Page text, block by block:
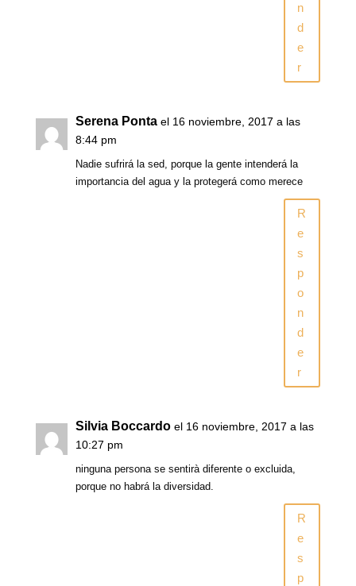
n
d
e
r
Serena Ponta el 16 noviembre, 2017 a las
8:44 pm
Nadie sufrirá la sed, porque la gente intenderá la
importancia del agua y la protegerá como merece
R
e
s
p
o
n
d
e
r
Silvia Boccardo el 16 noviembre, 2017 a las
10:27 pm
ninguna persona se sentirà diferente o excluida,
porque no habrá la diversidad.
R
e
s
p